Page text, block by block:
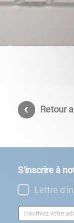
Retour
S'inscrire à
Lettre